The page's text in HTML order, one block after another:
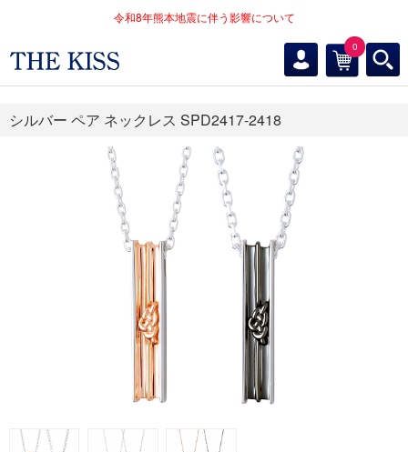
令和8年熊本地震に伴う影響について
0
シルバー ペア ネックレス SPD2417-2418